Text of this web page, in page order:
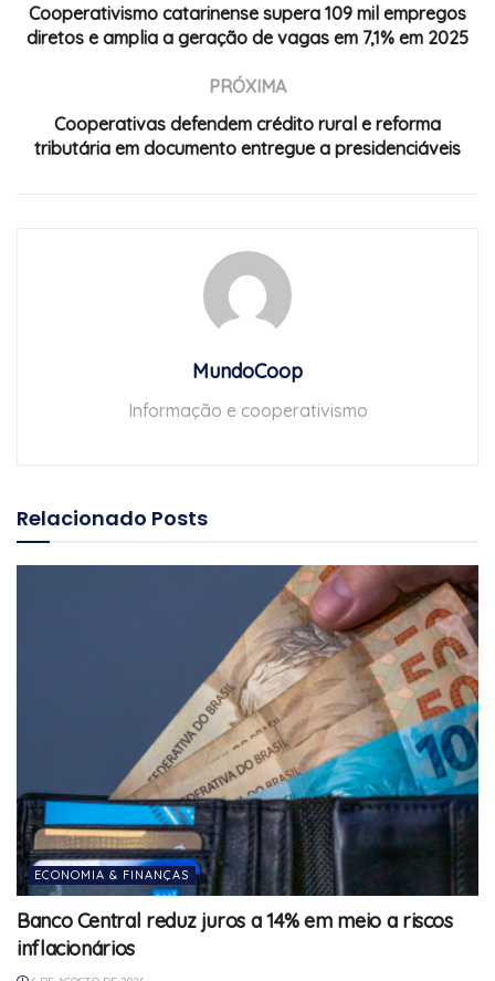
Cooperativismo catarinense supera 109 mil empregos
diretos e amplia a geração de vagas em 7,1% em 2025
PRÓXIMA
Cooperativas defendem crédito rural e reforma
tributária em documento entregue a presidenciáveis
MundoCoop
Informação e cooperativismo
Relacionado Posts
ECONOMIA & FINANÇAS
Banco Central reduz juros a 14% em meio a riscos
inflacionários